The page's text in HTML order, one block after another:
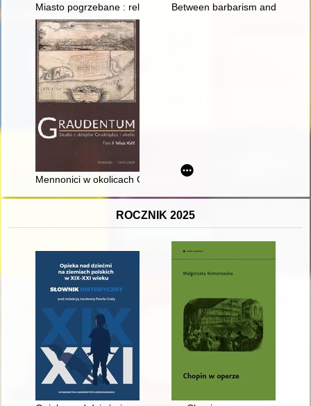
Miasto pogrzebane : relikty architektury średniowiecznej i
Between barbarism and
Mennonici w okolicach Grudziądza w XVII wieku
ROCZNIK 2025